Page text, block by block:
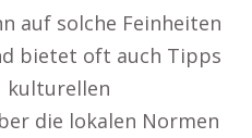
auf solche Feinheiten
bietet oft auch Tipps
kulturellen
die lokalen Normen